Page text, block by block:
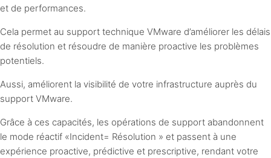
et de performances.
Cela permet au support technique VMware d’améliorer les délais
de résolution et résoudre de manière proactive les problèmes
potentiels.
Aussi, améliorent la visibilité de votre infrastructure auprès du
support VMware.
Grâce à ces capacités, les opérations de support abandonnent
le mode réactif «Incident= Résolution » et passent à une
expérience proactive, prédictive et prescriptive, rendant votre